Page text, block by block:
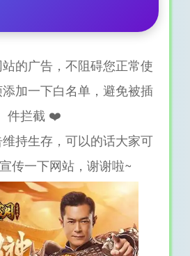
的广告，不阻碍您正常使
加一下白名单，避免被插
件拦截 ❤️
持生存，可以的话大家可
传一下网站，谢谢啦~